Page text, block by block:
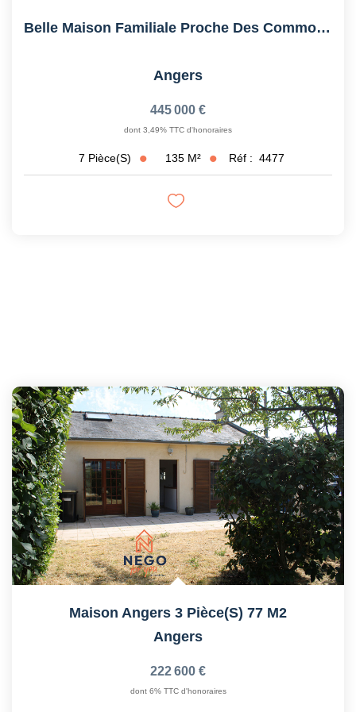
Belle Maison Familiale Proche Des Commodités
Angers
445 000 €
dont 3,49% TTC d'honoraires
7 Pièce(s) 135 M² Réf : 4477
Maison Angers 3 Pièce(s) 77 M2
Angers
222 600 €
dont 6% TTC d'honoraires